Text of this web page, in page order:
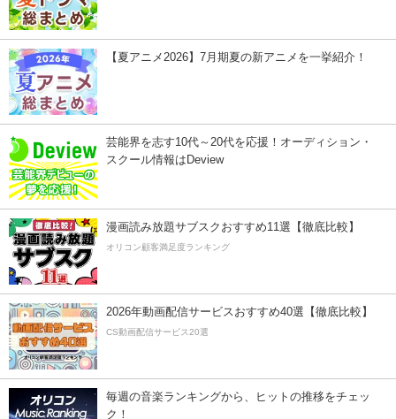
【夏アニメ2026】7月期夏の新アニメを一挙紹介！
芸能界を志す10代～20代を応援！オーディション・
スクール情報はDeview
漫画読み放題サブスクおすすめ11選【徹底比較】
オリコン顧客満足度ランキング
2026年動画配信サービスおすすめ40選【徹底比較】
CS動画配信サービス20選
毎週の音楽ランキングから、ヒットの推移をチェッ
ク！